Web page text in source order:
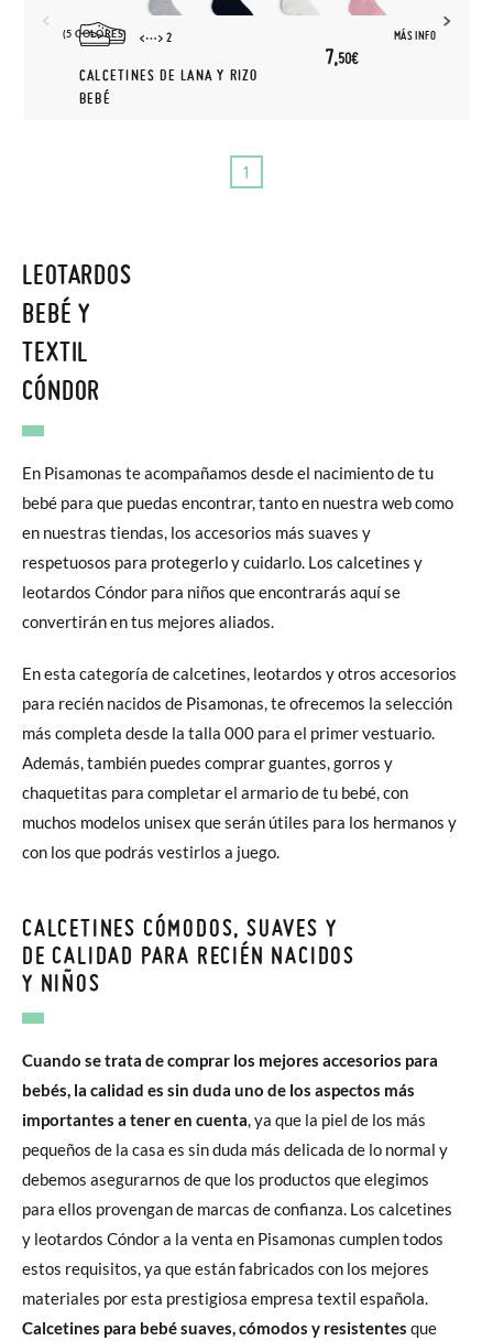
(5 COLORES) MÁS INFO
2
CALCETINES DE LANA Y RIZO
BEBÉ
7,50€
1
LEOTARDOS
BEBÉ Y
TEXTIL
CÓNDOR
En Pisamonas te acompañamos desde el nacimiento de tu
bebé para que puedas encontrar, tanto en nuestra web como
en nuestras tiendas, los accesorios más suaves y
respetuosos para protegerlo y cuidarlo. Los calcetines y
leotardos Cóndor para niños que encontrarás aquí se
convertirán en tus mejores aliados.
En esta categoría de calcetines, leotardos y otros accesorios
para recién nacidos de Pisamonas, te ofrecemos la selección
más completa desde la talla 000 para el primer vestuario.
Además, también puedes comprar guantes, gorros y
chaquetitas para completar el armario de tu bebé, con
muchos modelos unisex que serán útiles para los hermanos y
con los que podrás vestirlos a juego.
CALCETINES CÓMODOS, SUAVES Y
DE CALIDAD PARA RECIÉN NACIDOS
Y NIÑOS
Cuando se trata de comprar los mejores accesorios para
bebés, la calidad es sin duda uno de los aspectos más
importantes a tener en cuenta, ya que la piel de los más
pequeños de la casa es sin duda más delicada de lo normal y
debemos asegurarnos de que los productos que elegimos
para ellos provengan de marcas de confianza. Los calcetines
y leotardos Cóndor a la venta en Pisamonas cumplen todos
estos requisitos, ya que están fabricados con los mejores
materiales por esta prestigiosa empresa textil española.
Calcetines para bebé suaves, cómodos y resistentes que